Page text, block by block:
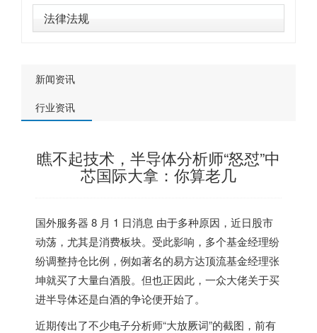
法律法规
新闻资讯
行业资讯
瞧不起技术，半导体分析师“怒怼”中
芯国际大拿：你算老几
国外服务器 8 月 1 日消息 由于多种原因，近日股市
动荡，尤其是消费板块。受此影响，多个基金经理纷
纷调整持仓比例，例如著名的易方达顶流基金经理张
坤就买了大量白酒股。但也正因此，一众大佬关于买
进半导体还是白酒的争论便开始了。
近期传出了不少电子分析师“大放厥词”的截图，前有